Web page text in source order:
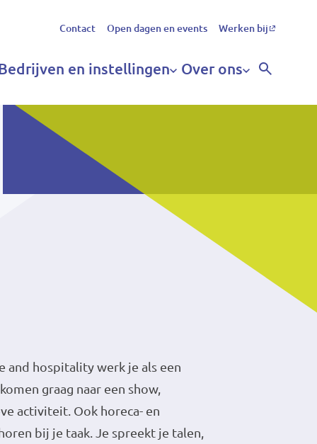
Secundair
menu
Contact Open dagen en events Werken bij
en instellingen Over ons
and hospitality werk je als een
graag naar een show,
activiteit. Ook horeca- en
bij je taak. Je spreekt je talen,